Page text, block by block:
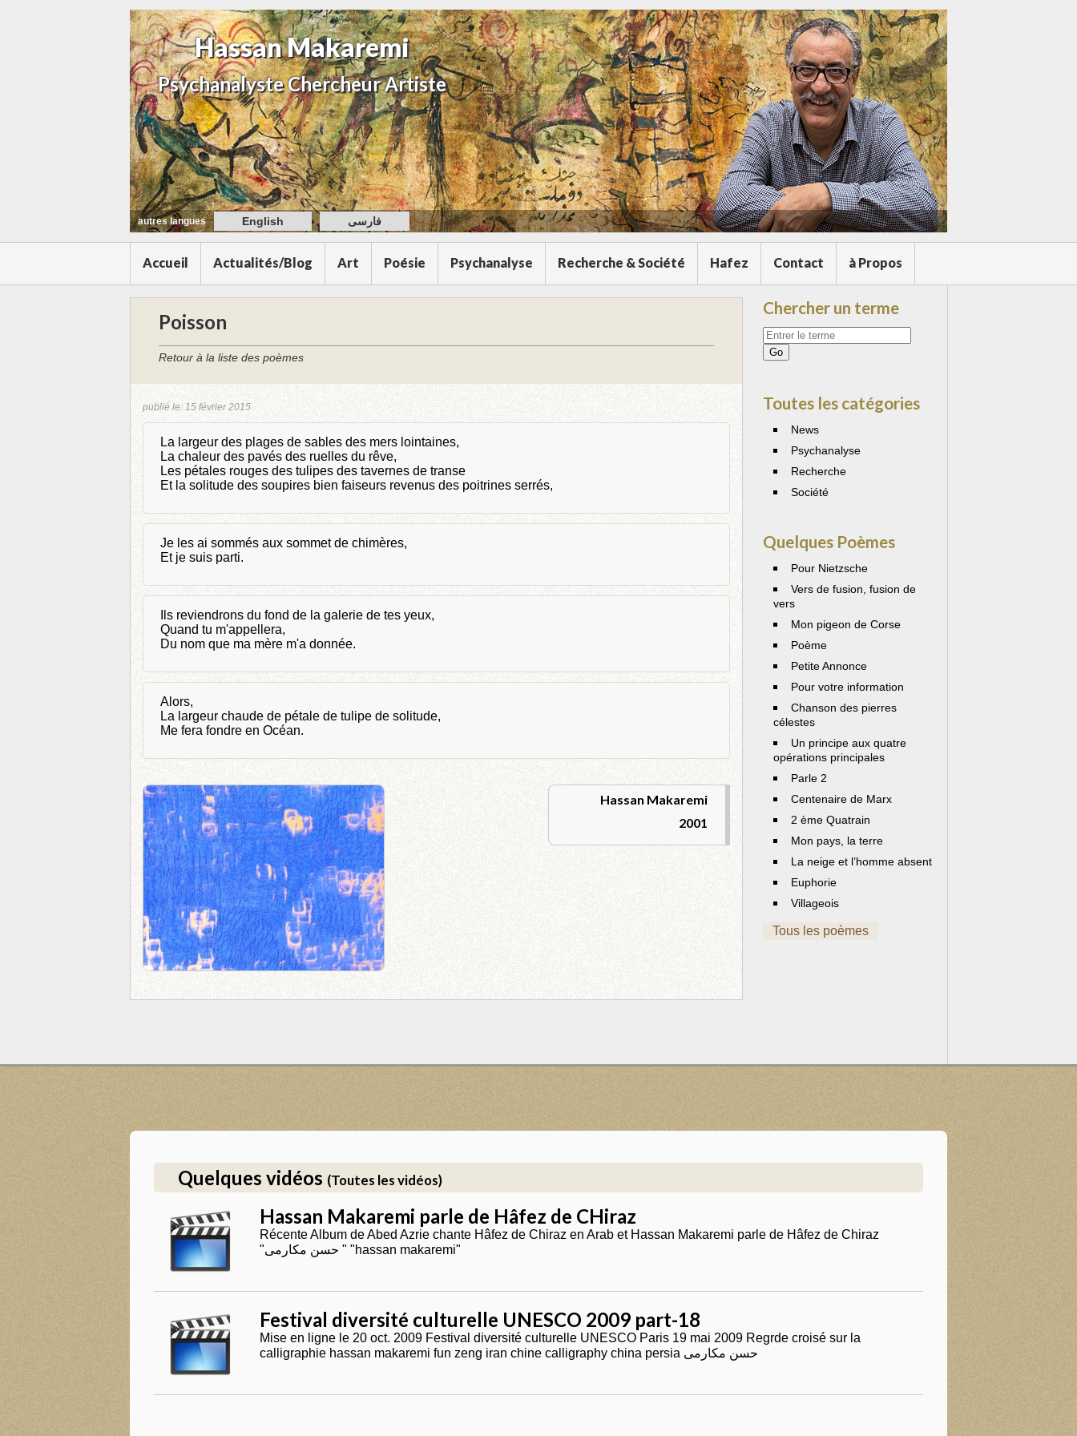
Hassan Makaremi
Psychanalyste Chercheur Artiste
autres langues English فارسی
Accueil Actualités/Blog Art Poésie Psychanalyse Recherche & Société Hafez Contact à Propos
Poisson
Retour à la liste des poèmes
publié le: 15 février 2015
La largeur des plages de sables des mers lointaines,
La chaleur des pavés des ruelles du rêve,
Les pétales rouges des tulipes des tavernes de transe
Et la solitude des soupires bien faiseurs revenus des poitrines serrés,
Je les ai sommés aux sommet de chimères,
Et je suis parti.
Ils reviendrons du fond de la galerie de tes yeux,
Quand tu m'appellera,
Du nom que ma mère m'a donnée.
Alors,
La largeur chaude de pétale de tulipe de solitude,
Me fera fondre en Océan.
Hassan Makaremi
2001
Chercher un terme
Votre
recherche
Toutes les catégories
News
Psychanalyse
Recherche
Société
Quelques Poèmes
Pour Nietzsche
Vers de fusion, fusion de
vers
Mon pigeon de Corse
Poème
Petite Annonce
Pour votre information
Chanson des pierres
célestes
Un principe aux quatre
opérations principales
Parle 2
Centenaire de Marx
2 ème Quatrain
Mon pays, la terre
La neige et l’homme absent
Euphorie
Villageois
Tous les poèmes
Quelques vidéos (Toutes les vidéos)
Hassan Makaremi parle de Hâfez de CHiraz
Récente Album de Abed Azrie chante Hâfez de Chiraz en Arab et Hassan Makaremi parle de Hâfez de Chiraz
"حسن مکارمی " "hassan makaremi"
Festival diversité culturelle UNESCO 2009 part-18
Mise en ligne le 20 oct. 2009 Festival diversité culturelle UNESCO Paris 19 mai 2009 Regrde croisé sur la
calligraphie hassan makaremi fun zeng iran chine calligraphy china persia حسن مکارمی